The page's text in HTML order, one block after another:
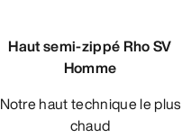
Haut semi-zippé Rho SV
Homme
Notre haut technique le plus
chaud